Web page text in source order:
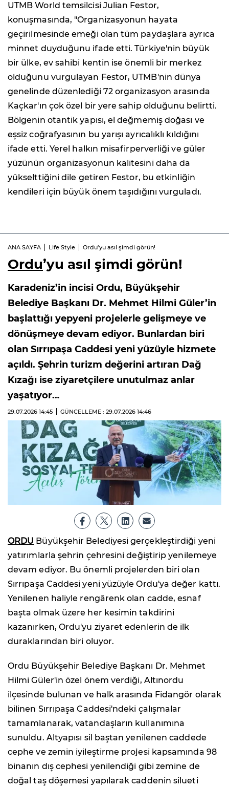
UTMB World temsilcisi Julian Festor,
konuşmasında, "Organizasyonun hayata
geçirilmesinde emeği olan tüm paydaşlara ayrıca
minnet duyduğunu ifade etti. Türkiye'nin büyük
bir ülke, ev sahibi kentin ise önemli bir merkez
olduğunu vurgulayan Festor, UTMB'nin dünya
genelinde düzenlediği 72 organizasyon arasında
Kaçkar'ın çok özel bir yere sahip olduğunu belirtti.
Bölgenin otantik yapısı, el değmemiş doğası ve
eşsiz coğrafyasının bu yarışı ayrıcalıklı kıldığını
ifade etti. Yerel halkın misafirperverliği ve güler
yüzünün organizasyonun kalitesini daha da
yükselttiğini dile getiren Festor, bu etkinliğin
kendileri için büyük önem taşıdığını vurguladı.
ANA SAYFA Life Style Ordu’yu asıl şimdi görün!
Ordu’yu asıl şimdi görün!
Karadeniz’in incisi Ordu, Büyükşehir
Belediye Başkanı Dr. Mehmet Hilmi Güler’in
başlattığı yepyeni projelerle gelişmeye ve
dönüşmeye devam ediyor. Bunlardan biri
olan Sırrıpaşa Caddesi yeni yüzüyle hizmete
açıldı. Şehrin turizm değerini artıran Dağ
Kızağı ise ziyaretçilere unutulmaz anlar
yaşatıyor…
29.07.2026 14:45 GÜNCELLEME : 29.07.2026 14:46
ORDU Büyükşehir Belediyesi gerçekleştirdiği yeni
yatırımlarla şehrin çehresini değiştirip yenilemeye
devam ediyor. Bu önemli projelerden biri olan
Sırrıpaşa Caddesi yeni yüzüyle Ordu'ya değer kattı.
Yenilenen haliyle rengârenk olan cadde, esnaf
başta olmak üzere her kesimin takdirini
kazanırken, Ordu'yu ziyaret edenlerin de ilk
duraklarından biri oluyor.
Ordu Büyükşehir Belediye Başkanı Dr. Mehmet
Hilmi Güler'in özel önem verdiği, Altınordu
ilçesinde bulunan ve halk arasında Fidangör olarak
bilinen Sırrıpaşa Caddesi'ndeki çalışmalar
tamamlanarak, vatandaşların kullanımına
sunuldu. Altyapısı sil baştan yenilenen caddede
cephe ve zemin iyileştirme projesi kapsamında 98
binanın dış cephesi yenilendiği gibi zemine de
doğal taş döşemesi yapılarak caddenin silueti